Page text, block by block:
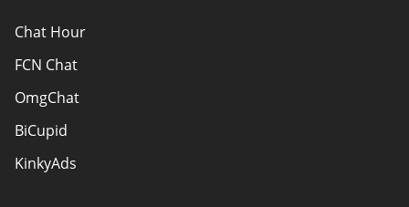
Chat Hour
FCN Chat
OmgChat
BiCupid
KinkyAds